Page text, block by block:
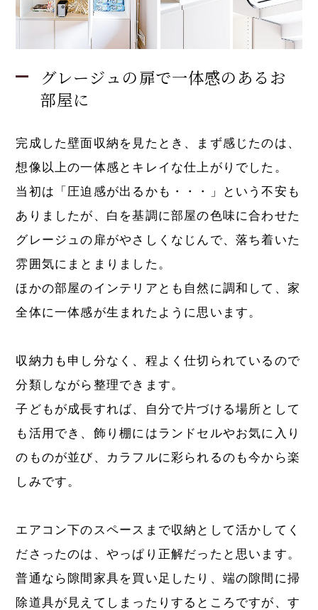
グレージュの扉で一体感のあるお
部屋に
完成した壁面収納を見たとき、まず感じたのは、
想像以上の一体感とキレイな仕上がりでした。
当初は「圧迫感が出るかも・・・」という不安も
ありましたが、白を基調に部屋の色味に合わせた
グレージュの扉がやさしくなじんで、落ち着いた
雰囲気にまとまりました。
ほかの部屋のインテリアとも自然に調和して、家
全体に一体感が生まれたように思います。
収納力も申し分なく、程よく仕切られているので
分類しながら整理できます。
子どもが成長すれば、自分で片づける場所として
も活用でき、飾り棚にはランドセルやお気に入り
のものが並び、カラフルに彩られるのも今から楽
しみです。
エアコン下のスペースまで収納として活かしてく
ださったのは、やっぱり正解だったと思います。
普通なら隙間家具を買い足したり、端の隙間に掃
除道具が見えてしまったりするところですが、す